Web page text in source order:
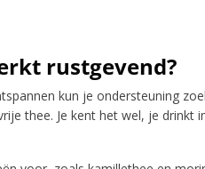
rustgevend?
kun je ondersteuning
thee. Je kent het wel, je